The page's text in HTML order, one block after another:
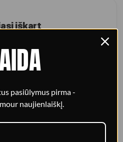
iškart
moterišką ir modernų įvaizdį.
pasiūlymus pirma -
naujienlaiškį.